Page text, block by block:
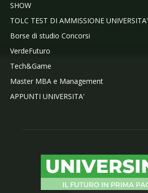
SHOW
TOLC TEST DI AMMISSIONE UNIVERSITA'
Borse di studio Concorsi
VerdeFuturo
Tech&Game
Master MBA e Management
APPUNTI UNIVERSITA'